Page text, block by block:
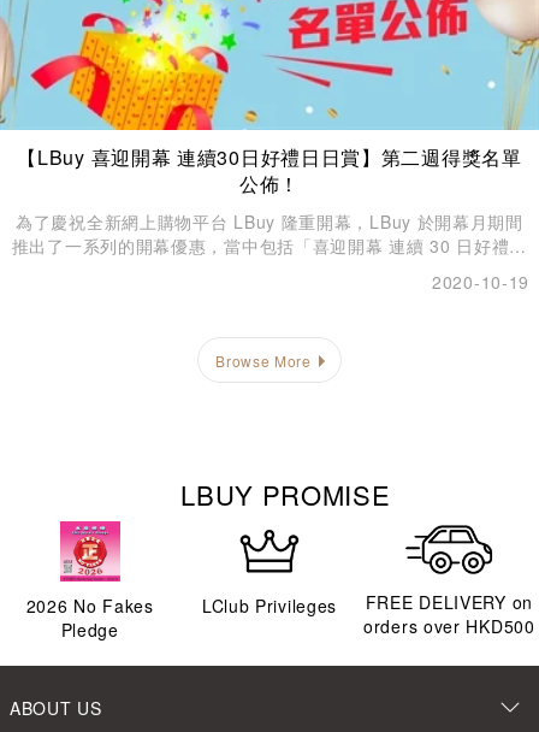
【LBuy 喜迎開幕 連續30日好禮日日賞】第二週得獎名單
公佈！
為了慶祝全新網上購物平台 LBuy 隆重開幕，LBuy 於開幕月期間
推出了一系列的開幕優惠，當中包括「喜迎開幕 連續 30 日好禮日
12/10）的好禮活動已經結束，而 LBuy 編輯部亦已經選出了合共7
2020-10-19
Browse More
LBUY PROMISE
2026 No Fakes
Pledge
LClub Privileges
FREE DELIVERY on
orders over HKD500
ABOUT US